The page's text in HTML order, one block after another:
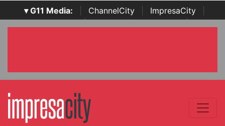
▾ G11 Media: ChannelCity ImpresaCity
SecurityOpenLab | Italian Channel Awards | Italian